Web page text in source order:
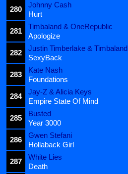
280
Johnny Cash
Hurt
281
Timbaland & OneRepublic
Apologize
282
Justin Timberlake & Timbaland
SexyBack
283
Kate Nash
Foundations
284
Jay-Z & Alicia Keys
Empire State Of Mind
285
Busted
Year 3000
286
Gwen Stefani
Hollaback Girl
287
White Lies
Death